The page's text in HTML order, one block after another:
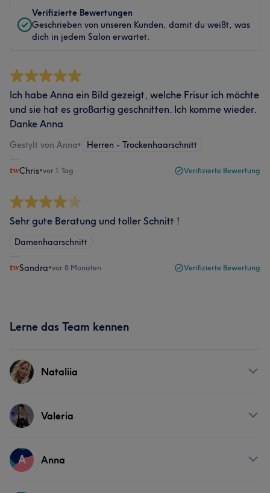
Verifizierte Bewertungen
Geschrieben von unseren Kunden, damit du weißt, was
dich in jedem Salon erwartet.
Ich habe Anna ein Bild gezeigt, welche Frisur ich möchte
und sie hat es großartig geschnitten. Ich komme wieder.
Danke Anna
Gestylt von Anna• Herren - Trockenhaarschnitt
Chris•vor 1 Tag Verifizierte Bewertung
Sehr gute Beratung und toller Schnitt !
Damenhaarschnitt
Sandra•vor 8 Monaten Verifizierte Bewertung
Lerne das Team kennen
Nataliia
ServicesValeria
Services
A Anna